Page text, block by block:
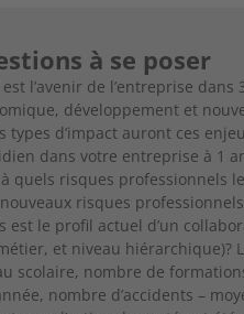
à se poser
l’avenir de l’entreprise
développement et
types d’impact auront ces
dans votre entreprise à 1
à quels risques professionnels
risques
est le profil actuel d’un
et niveau hiérarchique)?
scolaire, nombre de
nombre d’accidents –